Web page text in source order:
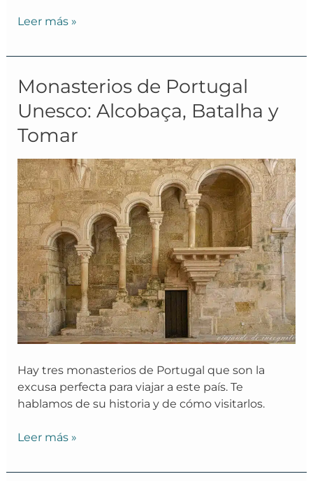
Leer más »
Monasterios de Portugal
Unesco: Alcobaça, Batalha y
Tomar
Hay tres monasterios de Portugal que son la
excusa perfecta para viajar a este país. Te
hablamos de su historia y de cómo visitarlos.
Monasterios
Portugal
Unesco:
Batalha
y
Tomar
Leer más »